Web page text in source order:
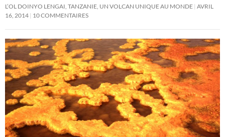
L’OL DOINYO LENGAI, TANZANIE, UN VOLCAN UNIQUE AU MONDE AVRIL
16, 2014 10 COMMENTAIRES